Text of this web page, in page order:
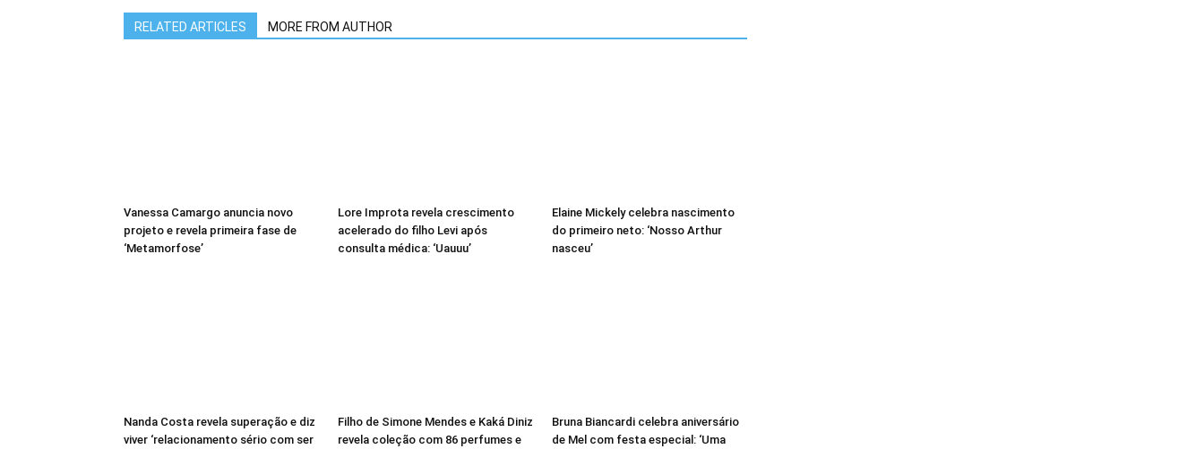
RELATED ARTICLES MORE FROM AUTHOR
Vanessa Camargo anuncia novo
projeto e revela primeira fase de
‘Metamorfose’
Lore Improta revela crescimento
acelerado do filho Levi após
consulta médica: ‘Uauuu’
Elaine Mickely celebra nascimento
do primeiro neto: ‘Nosso Arthur
nasceu’
Nanda Costa revela superação e diz
viver ‘relacionamento sério com ser
Filho de Simone Mendes e Kaká Diniz
revela coleção com 86 perfumes e
Bruna Biancardi celebra aniversário
de Mel com festa especial: ‘Uma